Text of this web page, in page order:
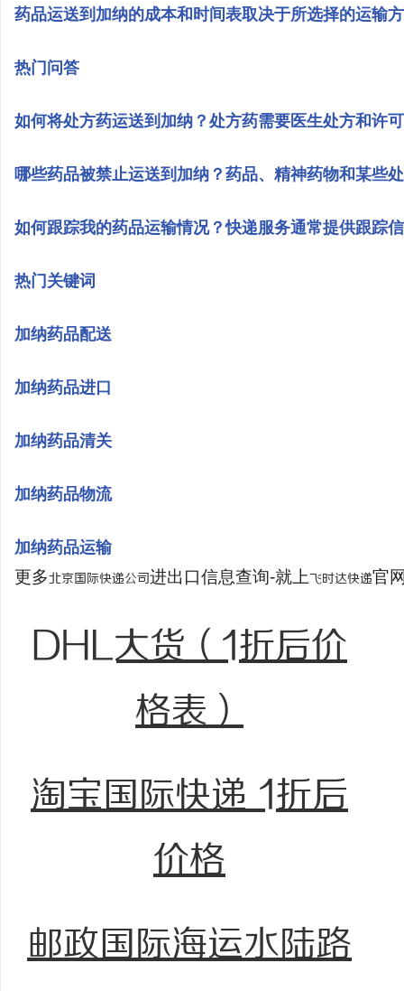
药品运送到加纳的成本和时间表取决于所选择的运输
热门问答
如何将处方药运送到加纳？处方药需要医生处方和许
哪些药品被禁止运送到加纳？药品、精神药物和某些
如何跟踪我的药品运输情况？快递服务通常提供跟踪
热门关键词
加纳药品配送
加纳药品进口
加纳药品清关
加纳药品物流
加纳药品运输
更多北京国际快递公司进出口信息查询-就上飞时达快递官
DHL大货（1折后价
格表）
淘宝国际快递 1折后
价格
邮政国际海运水陆路